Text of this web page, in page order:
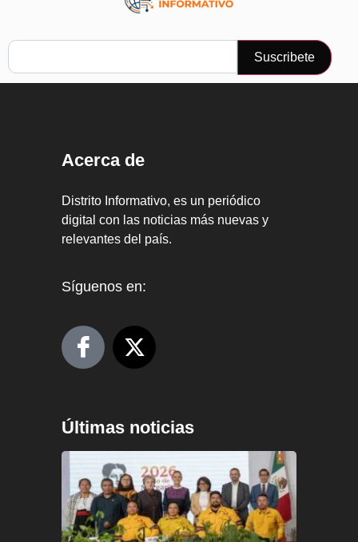
Suscribete
Acerca de
Distrito Informativo, es un periódico
digital con las noticias más nuevas y
relevantes del país.
Síguenos en:
Últimas noticias